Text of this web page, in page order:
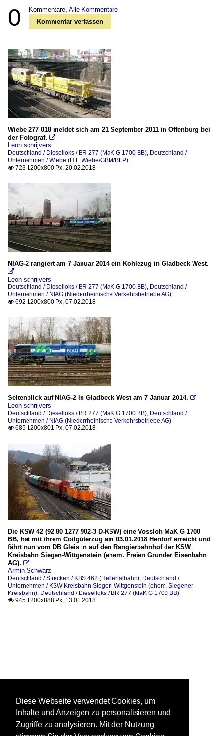
0 Kommentare, Alle Kommentare
Kommentar verfassen
Wiebe 277 018 meldet sich am 21 September 2011 in Offenburg bei
der Fotograf. 
Leon schrijvers
Deutschland / Dieselloks / BR 277 (MaK G 1700 BB) Deutschland /
Unternehmen / Wiebe (H.F. Wiebe/GBM/BLP)
 723 1200x800 Px, 20.02.2018
NIAG-2 rangiert am 7 Januar 2014 ein Kohlezug in Gladbeck West.

Leon schrijvers
Deutschland / Dieselloks / BR 277 (MaK G 1700 BB) Deutschland /
Unternehmen / NIAG (Niederrheinische Verkehrsbetriebe AG)
 692 1200x800 Px, 07.02.2018
Seitenblick auf NIAG-2 in Gladbeck West am 7 Januar 2014. 
Leon schrijvers
Deutschland / Dieselloks / BR 277 (MaK G 1700 BB) Deutschland /
Unternehmen / NIAG (Niederrheinische Verkehrsbetriebe AG)
 685 1200x801 Px, 07.02.2018
Die KSW 42 (92 80 1277 902-3 D-KSW) eine Vossloh MaK G 1700
BB, hat mit ihrem Coilgüterzug am 03.01.2018 Herdorf erreicht und
fährt nun vom DB Gleis in auf den Rangierbahnhof der KSW
Kreisbahn Siegen-Wittgenstein (ehem. Freien Grunder Eisenbahn
AG). 
Armin Schwarz
Deutschland / Strecken / KBS 462 (Hellertalbahn) Deutschland /
Unternehmen / KSW Kreisbahn Siegen-Wittgenstein (ehem. Siegener
Kreisbahn) Deutschland / Dieselloks / BR 277 (MaK G 1700 BB)
 945 1200x888 Px, 13.01.2018
Diese Webseite verwendet Cookies, um
Inhalte und Anzeigen zu personalisieren und
Zugriffe zu analysieren. Mit der Nutzung